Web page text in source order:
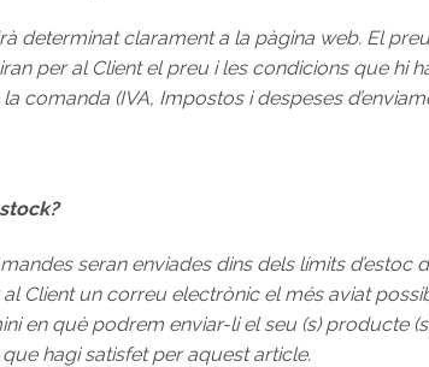
determinat clarament a la pàgina web. El
per al Client el preu i les condicions que hi
comanda (IVA, Impostos i despeses
seran enviades dins dels límits
Client un correu electrònic el més aviat
en què podrem enviar-li el seu (s) producte
hagi satisfet per aquest article.